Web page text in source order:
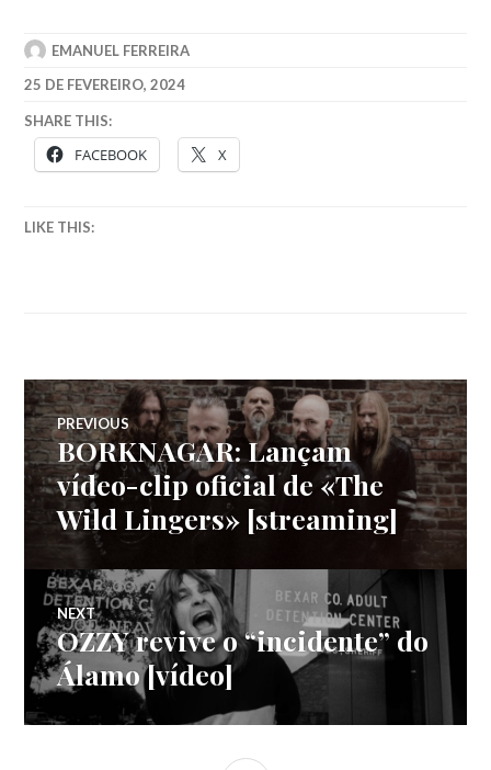
EMANUEL FERREIRA
25 DE FEVEREIRO, 2024
SHARE THIS:
FACEBOOK X
LIKE THIS:
Navegação
de
artigos
PREVIOUS
Previous
post:
BORKNAGAR: Lançam
vídeo-clip oficial de «The
Wild Lingers» [streaming]
NEXT
Next
post:
OZZY revive o “incidente” do
Álamo [vídeo]